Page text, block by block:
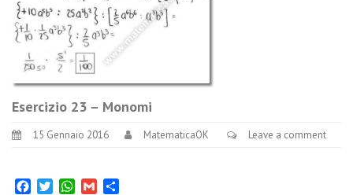
Esercizio 23 – Monomi
15 Gennaio 2016 MatematicaOK Leave a comment
FacebookTwitterWhatsApp
Gmail